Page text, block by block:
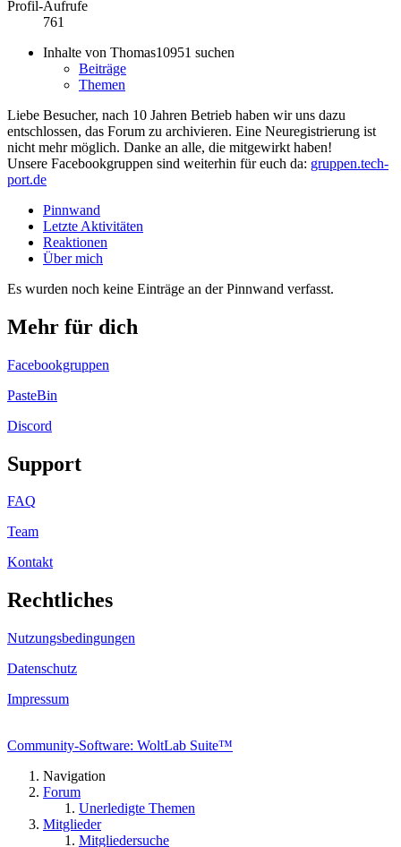
Profil-Aufrufe
761
Inhalte von Thomas10951 suchen
Beiträge
Themen
Liebe Besucher, nach 10 Jahren Betrieb haben wir uns dazu
entschlossen, das Forum zu archivieren. Eine Neuregistrierung ist
nicht mehr möglich. Danke an alle, die mitgewirkt haben!
Unsere Facebookgruppen sind weiterhin für euch da: gruppen.tech-
port.de
Pinnwand
Letzte Aktivitäten
Reaktionen
Über mich
Es wurden noch keine Einträge an der Pinnwand verfasst.
Mehr für dich
Facebookgruppen
PasteBin
Discord
Support
FAQ
Team
Kontakt
Rechtliches
Nutzungsbedingungen
Datenschutz
Impressum
Community-Software: WoltLab Suite™
Navigation
Forum
Unerledigte Themen
Mitglieder
Mitgliedersuche